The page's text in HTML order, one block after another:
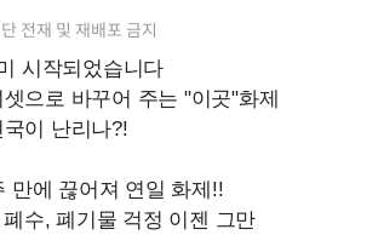
전재 및 재배포 금지